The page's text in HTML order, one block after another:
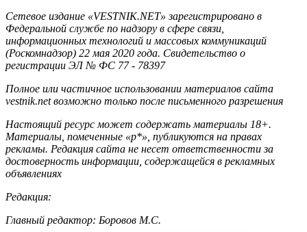
Сетевое издание «VESTNIK.NET» зарегистрировано в
Федеральной службе по надзору в сфере связи,
информационных технологий и массовых коммуникаций
(Роскомнадзор) 22 мая 2020 года. Свидетельство о
регистрации ЭЛ № ФС 77 - 78397
Полное или частичное использовании материалов сайта
vestnik.net возможно только после письменного разрешения
Настоящий ресурс может содержать материалы 18+.
Материалы, помеченные «р*», публикуются на правах
рекламы. Редакция сайта не несет ответственности за
достоверность информации, содержащейся в рекламных
объявлениях
Редакция:
Главный редактор: Боровов М.С.